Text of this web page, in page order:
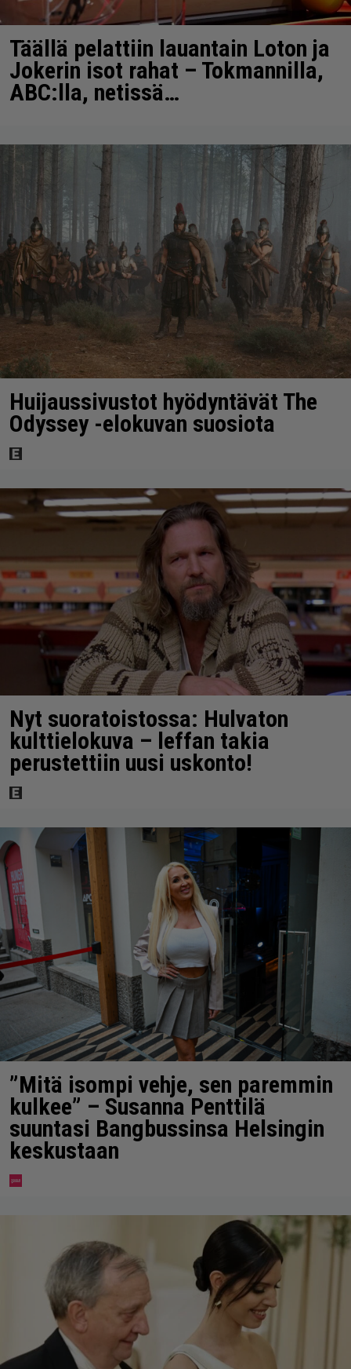
Täällä pelattiin lauantain Loton ja
Jokerin isot rahat – Tokmannilla,
ABC:lla, netissä…
Huijaussivustot hyödyntävät The
Odyssey -elokuvan suosiota
Nyt suoratoistossa: Hulvaton
kulttielokuva – leffan takia
perustettiin uusi uskonto!
”Mitä isompi vehje, sen paremmin
kulkee” – Susanna Penttilä
suuntasi Bangbussinsa Helsingin
keskustaan